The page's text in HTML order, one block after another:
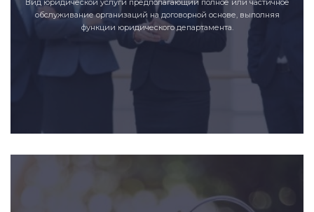
обслуживание организаций на договорной основе, выполняя
функции юридического департамента.